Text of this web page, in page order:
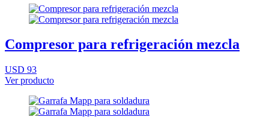
Compresor para refrigeración mezcla
USD 93
Ver producto